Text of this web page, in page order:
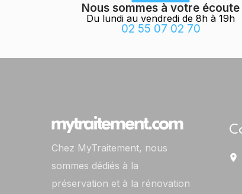
Nous sommes à votre écoute
Du lundi au vendredi de 8h à 19h
02 55 07 02 70
Chez MyTraitement, nous
sommes dédiés à la
préservation et à la rénovation